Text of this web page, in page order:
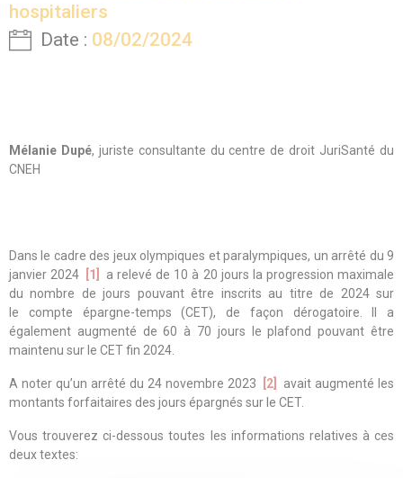
hospitaliers
Date : 08/02/2024
Mélanie Dupé, juriste consultante du centre de droit JuriSanté du
CNEH
Dans le cadre des jeux olympiques et paralympiques, un arrêté du 9
janvier 2024
[1]
a relevé de 10 à 20 jours la progression maximale
du nombre de jours pouvant être inscrits au titre de 2024 sur
le compte épargne-temps (CET), de façon dérogatoire. Il a
également augmenté de 60 à 70 jours le plafond pouvant être
maintenu sur le CET fin 2024.
A noter qu’un arrêté du 24 novembre 2023 [2]
avait augmenté les
montants forfaitaires des jours épargnés sur le CET.
Vous trouverez ci-dessous toutes les informations relatives à ces
deux textes: